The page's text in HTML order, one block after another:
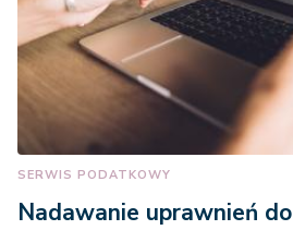
SERWIS PODATKOWY
Nadawanie uprawnień